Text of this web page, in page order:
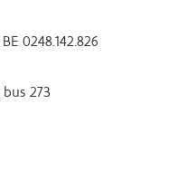
0248.142.826
273